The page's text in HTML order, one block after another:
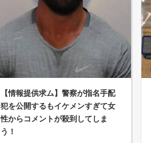
【情報提供求ム】警察が指名手配
犯を公開するもイケメンすぎて女
性からコメントが殺到してしま
う！